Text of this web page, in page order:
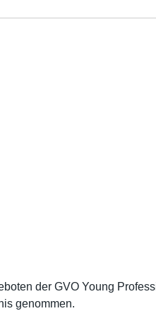
der GVO Young
genommen.